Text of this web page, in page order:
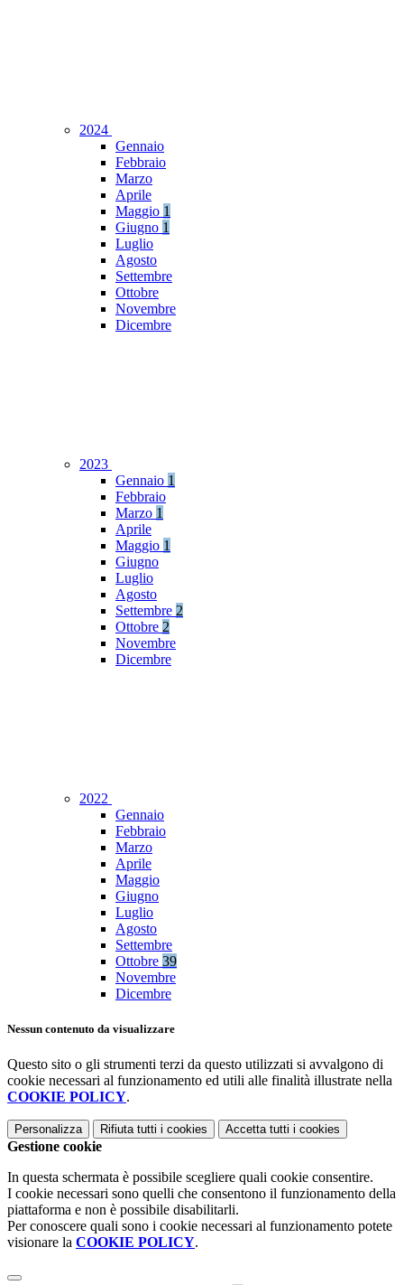
2024
Gennaio
Febbraio
Marzo
Aprile
Maggio 1
Giugno 1
Luglio
Agosto
Settembre
Ottobre
Novembre
Dicembre
2023
Gennaio 1
Febbraio
Marzo 1
Aprile
Maggio 1
Giugno
Luglio
Agosto
Settembre 2
Ottobre 2
Novembre
Dicembre
2022
Gennaio
Febbraio
Marzo
Aprile
Maggio
Giugno
Luglio
Agosto
Settembre
Ottobre 39
Novembre
Dicembre
Nessun contenuto da visualizzare
Questo sito o gli strumenti terzi da questo utilizzati si avvalgono di
cookie necessari al funzionamento ed utili alle finalità illustrate nella
COOKIE POLICY.
Personalizza Rifiuta tutti i cookies Accetta tutti i cookies
Gestione cookie
In questa schermata è possibile scegliere quali cookie consentire.
I cookie necessari sono quelli che consentono il funzionamento della
piattaforma e non è possibile disabilitarli.
Per conoscere quali sono i cookie necessari al funzionamento potete
visionare la COOKIE POLICY.